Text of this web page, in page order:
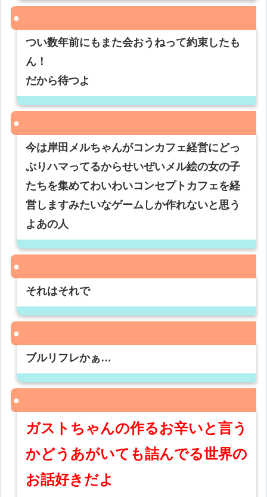
つい数年前にもまた会おうねって約束したも
ん！
だから待つよ
今は岸田メルちゃんがコンカフェ経営にどっ
ぷりハマってるからせいぜいメル絵の女の子
たちを集めてわいわいコンセプトカフェを経
営しますみたいなゲームしか作れないと思う
よあの人
それはそれで
ブルリフレかぁ…
ガストちゃんの作るお辛いと言う
かどうあがいても詰んでる世界の
お話好きだよ